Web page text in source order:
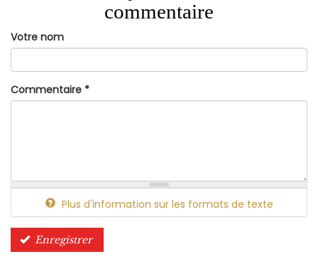
commentaire
Votre nom
Commentaire *
Plus d'information sur les formats de texte
Enregistrer